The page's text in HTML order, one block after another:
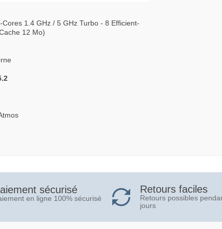
1.4 GHz / 5 GHz Turbo - 8 Efficient-
12 Mo)
sécurisé
en ligne 100% sécurisé
Retours faciles
Retours possibles
jours